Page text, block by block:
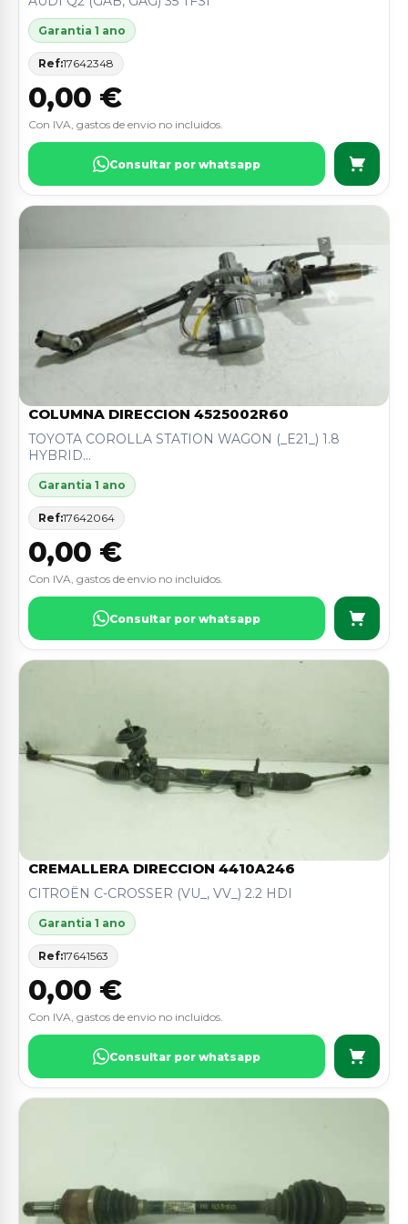
Garantia 1 ano
Ref:17642348
0,00 €
Con IVA, gastos de envio no incluidos.
Consultar por whatsapp
COLUMNA DIRECCION 4525002R60
TOYOTA COROLLA STATION WAGON (_E21_) 1.8
HYBRID...
Garantia 1 ano
Ref:17642064
0,00 €
Con IVA, gastos de envio no incluidos.
Consultar por whatsapp
CREMALLERA DIRECCION 4410A246
CITROËN C-CROSSER (VU_, VV_) 2.2 HDI
Garantia 1 ano
Ref:17641563
0,00 €
Con IVA, gastos de envio no incluidos.
Consultar por whatsapp